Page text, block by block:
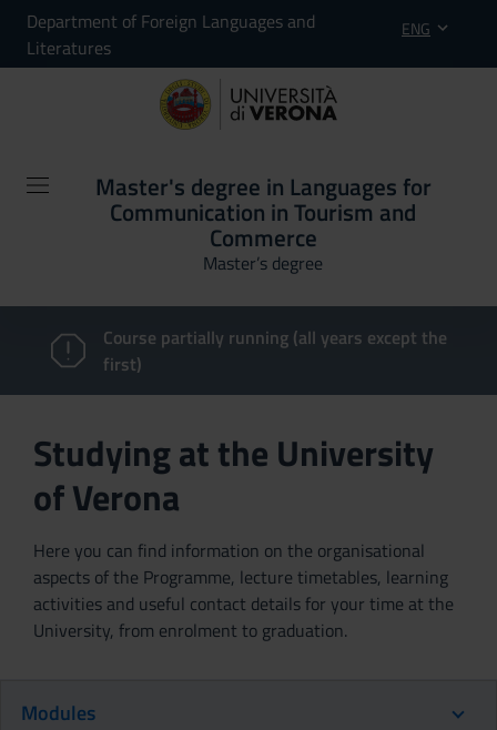
Department of Foreign Languages and
Literatures
ENG
Master's degree in Languages for
Communication in Tourism and
Commerce
Master’s degree
Course partially running (all years except the
first)
Studying at the University
of Verona
Here you can find information on the organisational
aspects of the Programme, lecture timetables, learning
activities and useful contact details for your time at the
University, from enrolment to graduation.
Modules